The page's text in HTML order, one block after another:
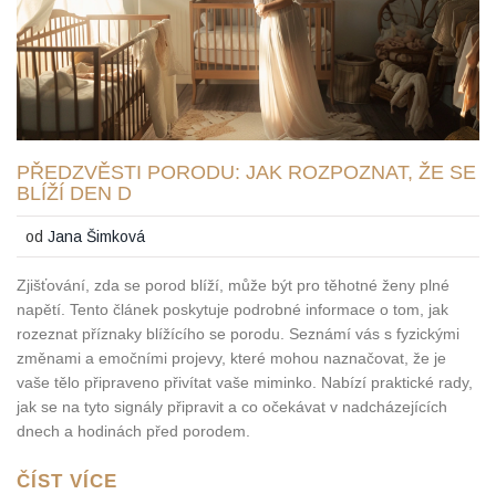
PŘEDZVĚSTI PORODU: JAK ROZPOZNAT, ŽE SE
BLÍŽÍ DEN D
odJana Šimková
Zjišťování, zda se porod blíží, může být pro těhotné ženy plné
napětí. Tento článek poskytuje podrobné informace o tom, jak
rozeznat příznaky blížícího se porodu. Seznámí vás s fyzickými
změnami a emočními projevy, které mohou naznačovat, že je
vaše tělo připraveno přivítat vaše miminko. Nabízí praktické rady,
jak se na tyto signály připravit a co očekávat v nadcházejících
dnech a hodinách před porodem.
ČÍST VÍCE